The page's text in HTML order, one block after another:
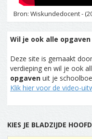
Bron: Wiskundedocent -
Wil je ook alle
Deze site is gemaakt
verdieping en wil je ook
opgaven uit je
Klik hier voor de video-
KIES JE BLADZIJDE